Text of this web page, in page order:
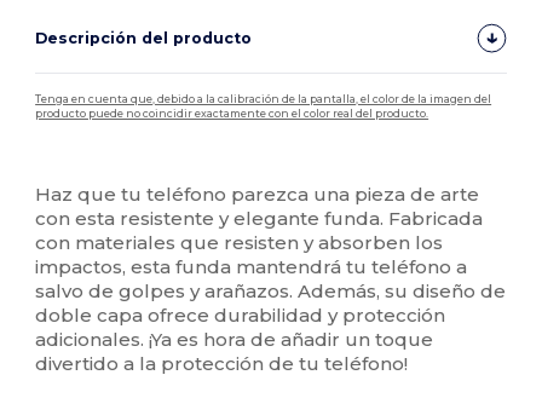
Descripción del producto
Tenga en cuenta que, debido a la calibración de la pantalla, el color de la imagen del
producto puede no coincidir exactamente con el color real del producto.
Haz que tu teléfono parezca una pieza de arte
con esta resistente y elegante funda. Fabricada
con materiales que resisten y absorben los
impactos, esta funda mantendrá tu teléfono a
salvo de golpes y arañazos. Además, su diseño de
doble capa ofrece durabilidad y protección
adicionales. ¡Ya es hora de añadir un toque
divertido a la protección de tu teléfono!